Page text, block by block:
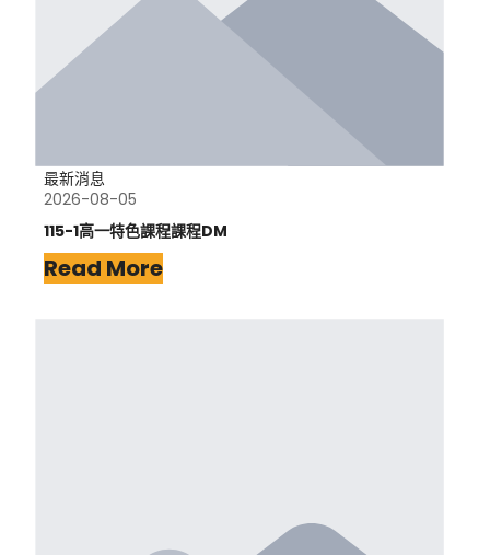
最新消息
2026-08-05
115-1高一特色課程課程DM
Read More